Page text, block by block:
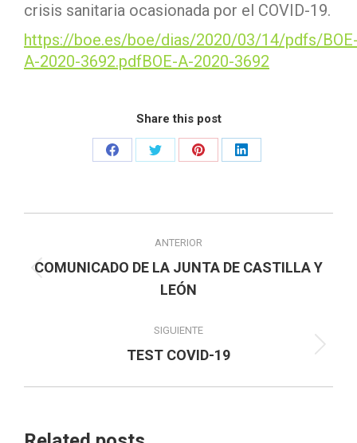
crisis sanitaria ocasionada por el COVID-19.
https://boe.es/boe/dias/2020/03/14/pdfs/
A-2020-3692.pdfBOE-A-2020-3692
Share this post
Share
Share
Share
Share
entre
publicaciones
ANTERIOR
Publicación
anterior:
COMUNICADO DE LA JUNTA DE CASTILLA Y
LEÓN
SIGUIENTE
Publicación
TEST COVID-19